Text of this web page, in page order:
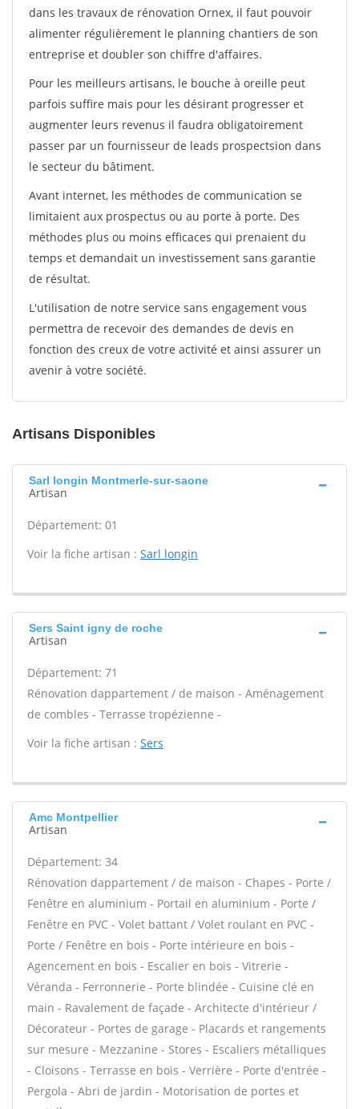
dans les travaux de rénovation Ornex, il faut pouvoir
alimenter régulièrement le planning chantiers de son
entreprise et doubler son chiffre d'affaires.
Pour les meilleurs artisans, le bouche à oreille peut
parfois suffire mais pour les désirant progresser et
augmenter leurs revenus il faudra obligatoirement
passer par un fournisseur de leads prospectsion dans
le secteur du bâtiment.
Avant internet, les méthodes de communication se
limitaient aux prospectus ou au porte à porte. Des
méthodes plus ou moins efficaces qui prenaient du
temps et demandait un investissement sans garantie
de résultat.
L'utilisation de notre service sans engagement vous
permettra de recevoir des demandes de devis en
fonction des creux de votre activité et ainsi assurer un
avenir à votre société.
Artisans Disponibles
Sarl longin Montmerle-sur-saone
Artisan
Département: 01
Voir la fiche artisan : Sarl longin
Sers Saint igny de roche
Artisan
Département: 71
Rénovation dappartement / de maison - Aménagement
de combles - Terrasse tropézienne -
Voir la fiche artisan : Sers
Amc Montpellier
Artisan
Département: 34
Rénovation dappartement / de maison - Chapes - Porte /
Fenêtre en aluminium - Portail en aluminium - Porte /
Fenêtre en PVC - Volet battant / Volet roulant en PVC -
Porte / Fenêtre en bois - Porte intérieure en bois -
Agencement en bois - Escalier en bois - Vitrerie -
Véranda - Ferronnerie - Porte blindée - Cuisine clé en
main - Ravalement de façade - Architecte d'intérieur /
Décorateur - Portes de garage - Placards et rangements
sur mesure - Mezzanine - Stores - Escaliers métalliques
- Cloisons - Terrasse en bois - Verrière - Porte d'entrée -
Pergola - Abri de jardin - Motorisation de portes et